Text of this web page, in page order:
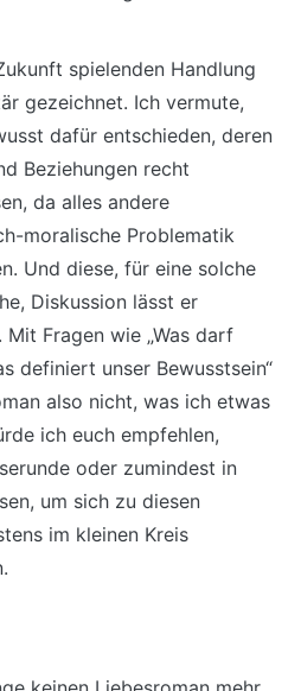
spielenden Handlung
gezeichnet. Ich vermute,
dafür entschieden, deren
Beziehungen recht
da alles andere
moralische Problematik
Und diese, für eine solche
Diskussion lässt er
Fragen wie „Was darf
definiert unser Bewusstsein“
also nicht, was ich etwas
ich euch empfehlen,
oder zumindest in
um sich zu diesen
im kleinen Kreis